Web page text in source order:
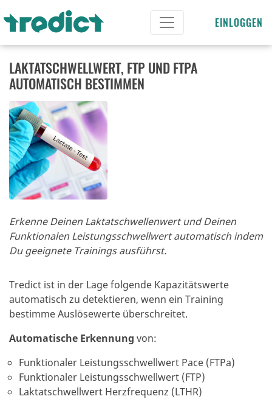
EINLOGGEN
LAKTATSCHWELLWERT, FTP UND FTPA
AUTOMATISCH BESTIMMEN
Erkenne Deinen Laktatschwellenwert und Deinen
Funktionalen Leistungsschwellwert automatisch indem
Du geeignete Trainings ausführst.
Tredict ist in der Lage folgende Kapazitätswerte
automatisch zu detektieren, wenn ein Training
bestimme Auslösewerte überschreitet.
Automatische Erkennung von:
Funktionaler Leistungsschwellwert Pace (FTPa)
Funktionaler Leistungsschwellwert (FTP)
Laktatschwellwert Herzfrequenz (LTHR)